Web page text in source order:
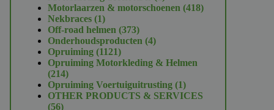
product
Motorlaarzen & motorschoenen 418418
Nekbraces 11
product
Off-road helmen 373373
producten
Onderhoudsproducten 44
Opruiming 11211121
producten
Opruiming Motorkleding & Helmen
214214
producten
Opruiming Voertuiguitrusting 11
product
OTHER PRODUCTS & SERVICES
5656